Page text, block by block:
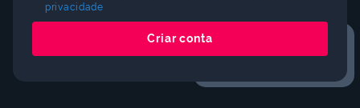
do jogo
Idioma
privacidade
Criar conta